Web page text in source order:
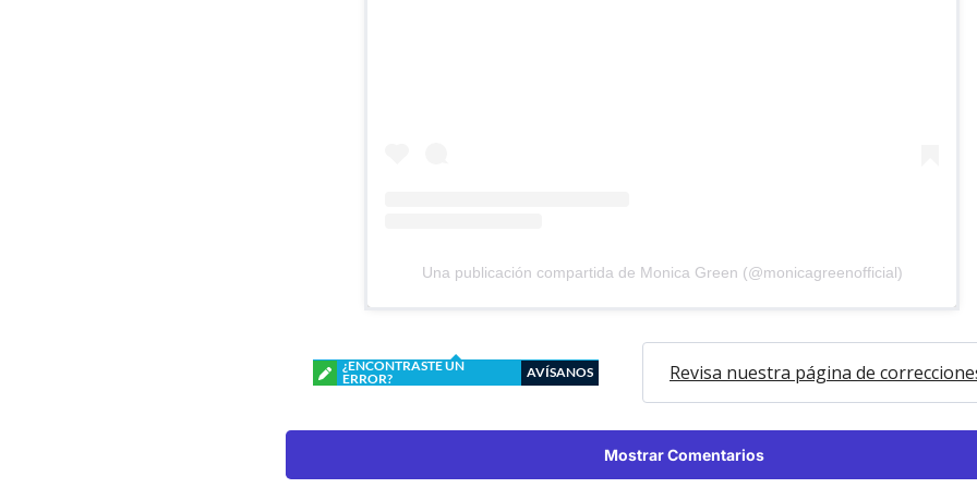
Una publicación compartida de Monica Green (@monicagreenofficial)
¿ENCONTRASTE UN
ERROR?
AVÍSANOS Revisa nuestra página de
Mostrar Comentarios